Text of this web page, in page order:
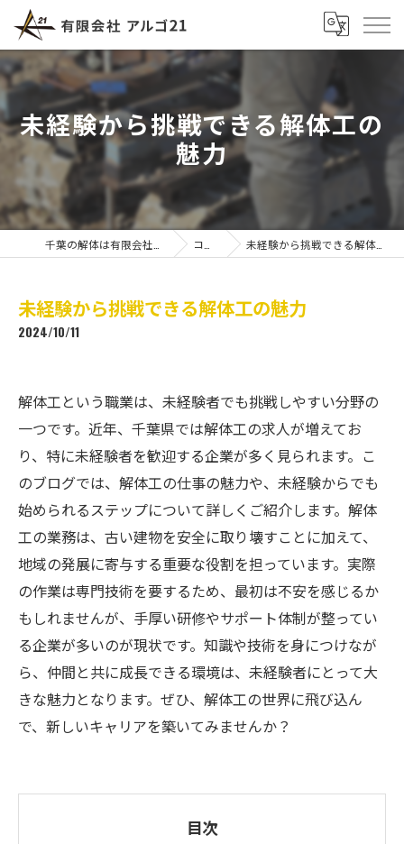
未経験から挑戦できる解体工の
魅力
コラム 未経験から挑戦できる解体工の魅力
未経験から挑戦できる解体工の魅力
2024/10/11
解体工という職業は、未経験者でも挑戦しやすい分野の
一つです。近年、千葉県では解体工の求人が増えてお
り、特に未経験者を歓迎する企業が多く見られます。こ
のブログでは、解体工の仕事の魅力や、未経験からでも
始められるステップについて詳しくご紹介します。解体
工の業務は、古い建物を安全に取り壊すことに加えて、
地域の発展に寄与する重要な役割を担っています。実際
の作業は専門技術を要するため、最初は不安を感じるか
もしれませんが、手厚い研修やサポート体制が整ってい
る企業が多いのが現状です。知識や技術を身につけなが
ら、仲間と共に成長できる環境は、未経験者にとって大
きな魅力となります。ぜひ、解体工の世界に飛び込ん
で、新しいキャリアを築いてみませんか？
目次